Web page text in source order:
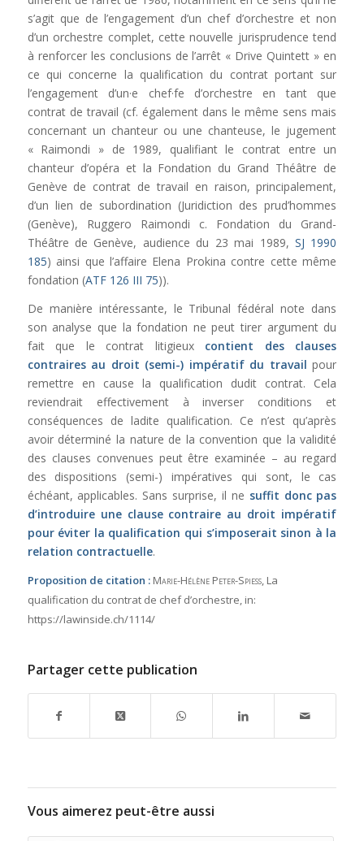
s’agit que de l’engagement d’un chef d’orchestre et non
d’un orchestre complet, cette nouvelle jurisprudence tend
à renforcer les conclusions de l’arrêt « Drive Quintett » en
ce qui concerne la qualification du contrat portant sur
l’engagement d’un·e chef·fe d’orchestre en tant que
contrat de travail (cf. également dans le même sens mais
concernant un chanteur ou une chanteuse, le jugement
« Raimondi » de 1989, qualifiant le contrat entre un
chanteur d’opéra et la Fondation du Grand Théâtre de
Genève de contrat de travail en raison, principalement,
d’un lien de subordination (Juridiction desprud’hommes
(Genève), Ruggero Raimondi c. Fondation du Grand-
Théâtre de Genève, audience du 23 mai 1989, SJ 1990
185) ainsi que l’affaire Elena Prokina contre cette même
fondation (ATF 126 III 75)).
De manière intéressante, le Tribunal fédéral note dans
son analyse que la fondation ne peut tirer argument du
fait que le contrat litigieux contient des clauses
contraires au droit (semi-) impératif du travailpour
remettre en cause la qualification dudit contrat. Cela
reviendrait effectivement à inverser conditions et
conséquences de ladite qualification. Ce n’est qu’après
avoir déterminé la nature de la convention que la validité
des clauses convenues peut être examinée – au regard
des dispositions (semi-) impératives qui sont, le cas
échéant, applicables. Sans surprise, il ne suffit donc pas
d’introduire une clause contraire au droit impératif
pour éviter la qualification qui s’imposerait sinon à la
relation contractuelle.
Proposition de citation : Marie-Hélène Peter-Spiess, La
qualification du contrat de chef d’orchestre, in:
https://lawinside.ch/1114/
Partager cette publication
Vous aimerez peut-être aussi